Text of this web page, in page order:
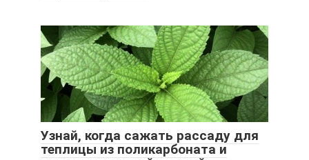
Узнай, когда сажать рассаду для
теплицы из поликарбоната и